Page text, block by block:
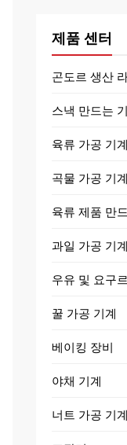
제품 센터
곤도르 생산
스낵 만드는
육류 가공 기계
곡물 가공 기계
육류 제품 만
과일 가공 기계
우유 및 요구
꿀 가공 기계
베이킹 장비
야채 기계
너트 가공 기계